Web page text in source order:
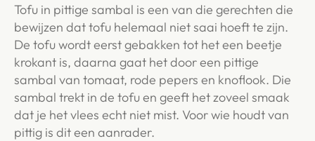
Tofu in pittige sambal is een van die gerechten die
bewijzen dat tofu helemaal niet saai hoeft te zijn.
De tofu wordt eerst gebakken tot het een beetje
krokant is, daarna gaat het door een pittige
sambal van tomaat, rode pepers en knoflook. Die
sambal trekt in de tofu en geeft het zoveel smaak
dat je het vlees echt niet mist. Voor wie houdt van
pittig is dit een aanrader.